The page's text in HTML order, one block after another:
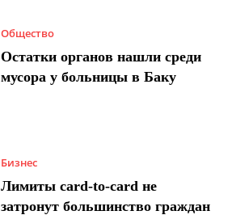
Общество
Остатки органов нашли среди
мусора у больницы в Баку
Бизнес
Лимиты card-to-card не
затронут большинство граждан